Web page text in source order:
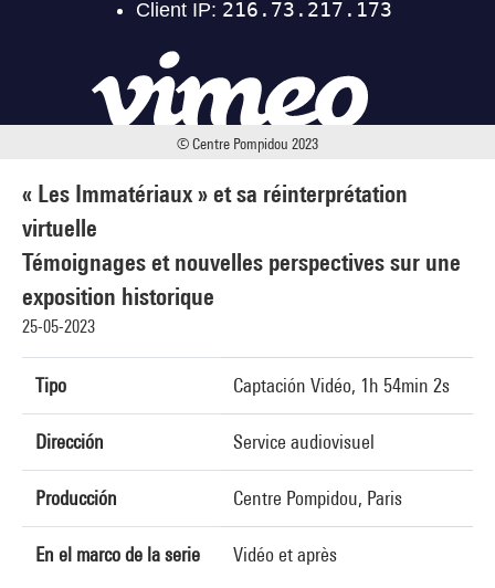
« Les Immatériaux » et sa réinterprétation
virtuelle
Témoignages et nouvelles perspectives sur une
exposition historique
25-05-2023
Tipo Captación Vidéo, 1h 54min 2s
Dirección Service audiovisuel
Producción Centre Pompidou, Paris
En el marco de la serie Vidéo et après
© Centre Pompidou 2023